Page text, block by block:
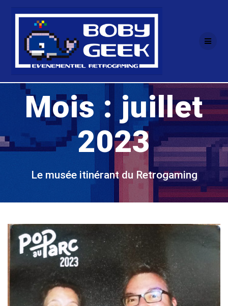
au
contenu
Mois : juillet
2023
Le musée itinérant du Retrogaming